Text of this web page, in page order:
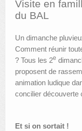
AUTRES LIEUX
ANIMATIONS
PUBLICATIONS
LES APPELS À
LE PORTAIL DES
Visite en
du BAL
Un dimanche
Comment réunir
? Tous les 2e
proposent de
animation ludique
concilier découverte
Et si on sortait !